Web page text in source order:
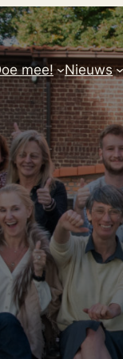
mee! Nieuws